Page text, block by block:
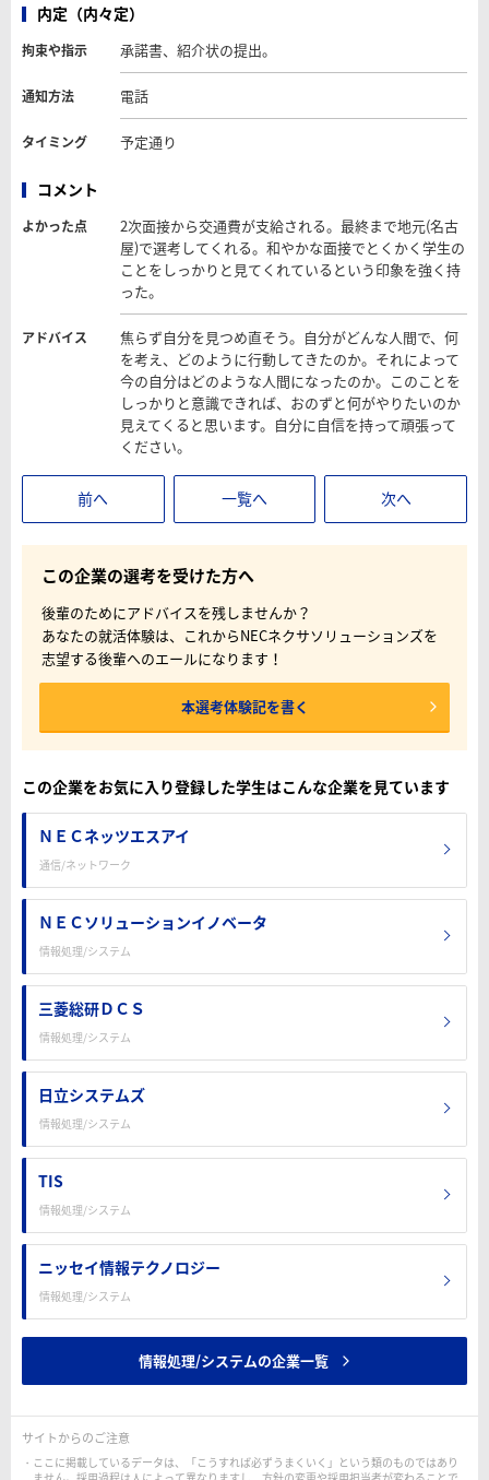
内定（内々定）
拘束や指示 承諾書、紹介状の提出。
通知方法 電話
タイミング 予定通り
コメント
よかった点
2次面接から交通費が支給される。最終まで地元(名古
屋)で選考してくれる。和やかな面接でとくかく学生の
ことをしっかりと見てくれているという印象を強く持
った。
アドバイス
焦らず自分を見つめ直そう。自分がどんな人間で、何
を考え、どのように行動してきたのか。それによって
今の自分はどのような人間になったのか。このことを
しっかりと意識できれば、おのずと何がやりたいのか
見えてくると思います。自分に自信を持って頑張って
ください。
前へ 一覧へ 次へ
この企業の選考を受けた方へ
後輩のためにアドバイスを残しませんか？
あなたの就活体験は、これからNECネクサソリューションズを
志望する後輩へのエールになります！
本選考体験記を書く
この企業をお気に入り登録した学生はこんな企業を見ています
ＮＥＣネッツエスアイ
通信/ネットワーク
ＮＥＣソリューションイノベータ
情報処理/システム
三菱総研ＤＣＳ
情報処理/システム
日立システムズ
情報処理/システム
TIS
情報処理/システム
ニッセイ情報テクノロジー
情報処理/システム
情報処理/システムの企業一覧
サイトからのご注意
ここに掲載しているデータは、「こうすれば必ずうまくいく」という類のものではあり